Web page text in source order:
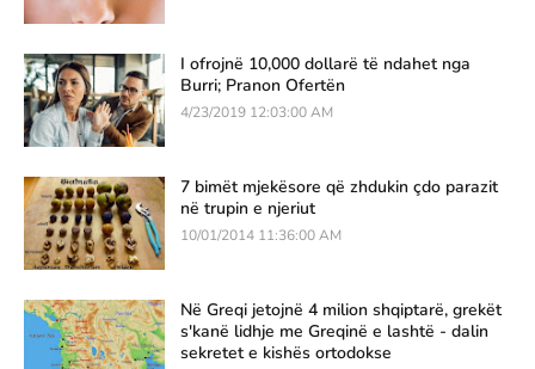
I ofrojnë 10,000 dollarë të ndahet nga
Burri; Pranon Ofertën
4/23/2019 12:03:00 AM
7 bimët mjekësore që zhdukin çdo parazit
në trupin e njeriut
10/01/2014 11:36:00 AM
Në Greqi jetojnë 4 milion shqiptarë, grekët
s'kanë lidhje me Greqinë e lashtë - dalin
sekretet e kishës ortodokse